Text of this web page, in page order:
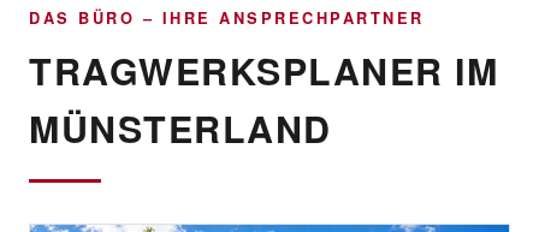
DAS BÜRO – IHRE ANSPRECHPARTNER
TRAGWERKSPLANER IM
MÜNSTERLAND